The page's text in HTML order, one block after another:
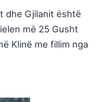
dhe Gjilanit është
më 25 Gusht
Klinë me fillim nga